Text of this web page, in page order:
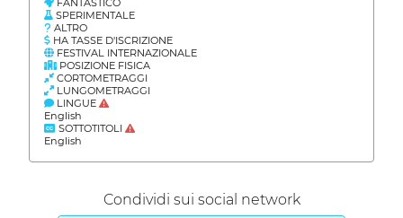
SPERIMENTALE
ALTRO
HA TASSE D'ISCRIZIONE
FESTIVAL INTERNAZIONALE
POSIZIONE FISICA
CORTOMETRAGGI
LUNGOMETRAGGI
LINGUE
English
SOTTOTITOLI
English
Condividi sui social network